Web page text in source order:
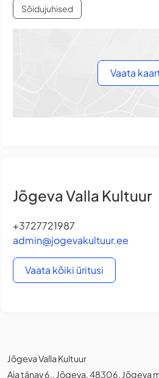
Sõidujuhised
Vaata
Jõgeva Valla Kultuur
+3727721987
admin@jogevakultuur.ee
Vaata kõiki üritusi
Jõgeva Valla Kultuur
Aia tänav 6,, Jõgeva, 48306, Jõgeva